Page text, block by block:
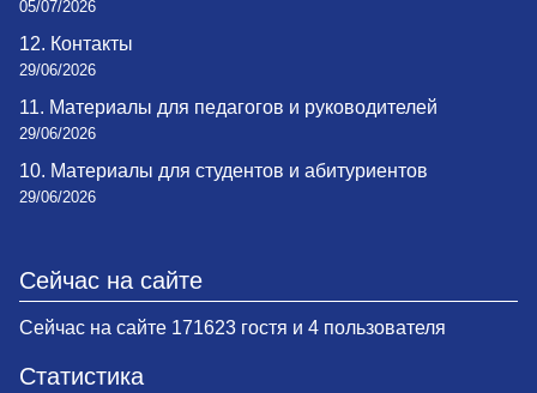
05/07/2026
12. Контакты
29/06/2026
11. Материалы для педагогов и руководителей
29/06/2026
10. Материалы для студентов и абитуриентов
29/06/2026
Сейчас на сайте
Сейчас на сайте 171623 гостя и 4 пользователя
Статистика